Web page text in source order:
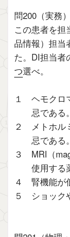
問200（実務）
この患者を担
品情報）担当
た。DI担当者
つ選べ。
１ ヘモクロ
忌である。
２ メトホル
忌である。
３ MRI（
使用する
４ 腎機能が
５ ショック